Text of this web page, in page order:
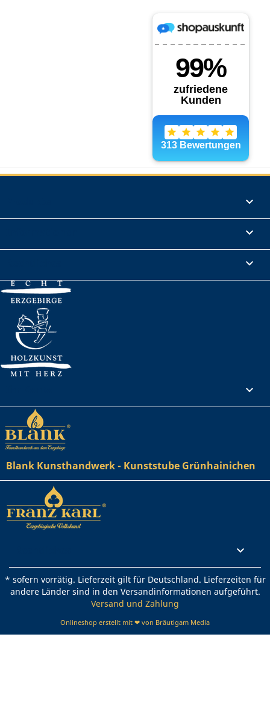




Blank Kunsthandwerk - Kunststube Grünhainichen

* sofern vorrätig. Lieferzeit gilt für Deutschland. Lieferzeiten für
andere Länder sind in den Versandinformationen aufgeführt.
Versand und Zahlung
Onlineshop erstellt mit ❤ von Bräutigam Media